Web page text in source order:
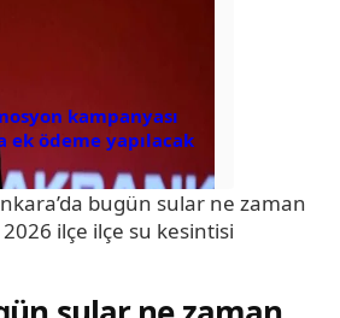
kampanyası
ek ödeme yapılacak
bugün sular ne zaman
ilçe ilçe su kesintisi